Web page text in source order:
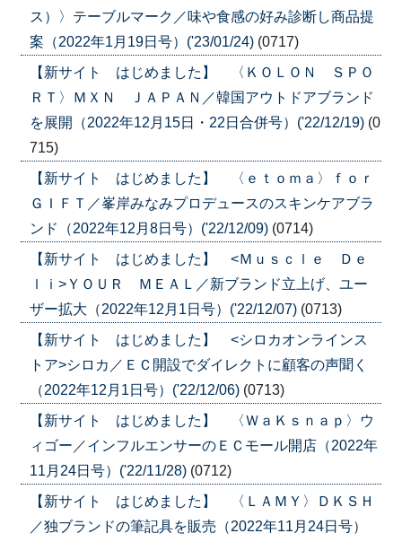
ス）〉テーブルマーク／味や食感の好み診断し商品提
案（2022年1月19日号）('23/01/24) (0717)
【新サイト はじめました】 〈ＫＯＬＯＮ ＳＰＯ
ＲＴ〉ＭＸＮ ＪＡＰＡＮ／韓国アウトドアブランド
を展開（2022年12月15日・22日合併号）('22/12/19) (0
715)
【新サイト はじめました】 〈ｅｔｏｍａ〉ｆｏｒ
ＧＩＦＴ／峯岸みなみプロデュースのスキンケアブラ
ンド（2022年12月8日号）('22/12/09) (0714)
【新サイト はじめました】 <Ｍｕｓｃｌｅ Ｄｅ
ｌｉ>ＹＯＵＲ ＭＥＡＬ／新ブランド立上げ、ユー
ザー拡大（2022年12月1日号）('22/12/07) (0713)
【新サイト はじめました】 <シロカオンラインス
トア>シロカ／ＥＣ開設でダイレクトに顧客の声聞く
（2022年12月1日号）('22/12/06) (0713)
【新サイト はじめました】 〈ＷａＫｓｎａｐ〉ウ
ィゴー／インフルエンサーのＥＣモール開店（2022年
11月24日号）('22/11/28) (0712)
【新サイト はじめました】 〈ＬＡＭＹ〉ＤＫＳＨ
／独ブランドの筆記具を販売（2022年11月24日号）